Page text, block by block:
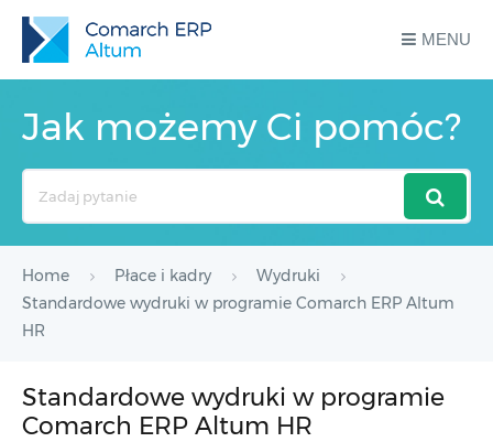
MENU
Jak możemy Ci pomóc?
Home Płace i kadry
Wydruki
Standardowe wydruki w programie Comarch ERP Altum
HR
Standardowe wydruki w programie
Comarch ERP Altum HR